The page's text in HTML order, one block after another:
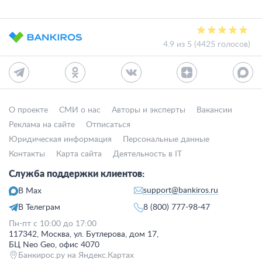
4.9 из 5 (4425 голосов)
О проекте СМИ о нас Авторы и эксперты
Вакансии
Реклама на сайте
Отписаться
Юридическая информация
Персональные данные
Контакты
Карта сайта Деятельность в IT
Служба поддержки клиентов:
В Max
В Телеграм
support@bankiros.ru
8 (800) 777-98-47
Пн-пт с 10:00 до 17:00
117342, Москва, ул. Бутлерова, дом 17,
БЦ Neo Geo, офис 4070
Банкирос.ру на Яндекс.Картах